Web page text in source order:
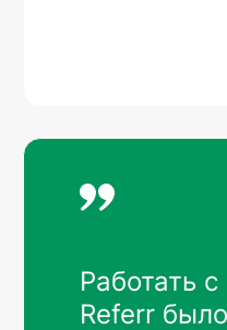
Работать
Referr